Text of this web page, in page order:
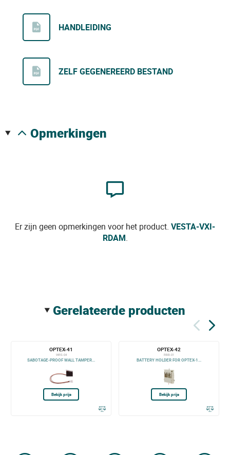
HANDLEIDING
ZELF GEGENEREERD BESTAND
opmerkingen
Er zijn geen opmerkingen voor het product. VESTA-VXI-
RDAM.
gerelateerde producten
OPTEX-41
WRS-04
SABOTAGE-PROOF WALL TAMPER...
Bekijk prijs
OPTEX-42
RBB-01
BATTERY HOLDER FOR OPTEX-1...
Bekijk prijs